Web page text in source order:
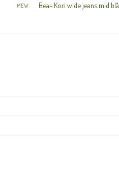
MEW Bea- Kori wide jeans mid blå